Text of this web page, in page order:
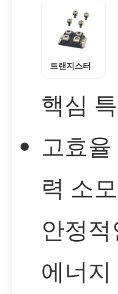
트랜지스터
핵심
고효
력 소
안정
에너